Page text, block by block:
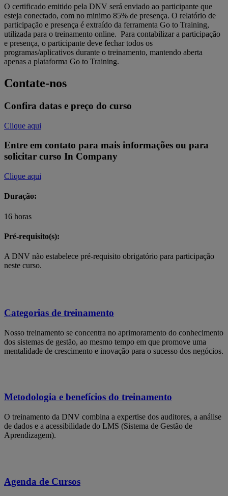
O certificado emitido pela DNV será enviado ao participante que
esteja conectado, com no minimo 85% de presença. O relatório de
participação e presença é extraído da ferramenta Go to Training,
utilizada para o treinamento online. Para contabilizar a participação
e presença, o participante deve fechar todos os
programas/aplicativos durante o treinamento, mantendo aberta
apenas a plataforma Go to Training.
Contate-nos
Confira datas e preço do curso
Clique aqui
Entre em contato para mais informações ou para
solicitar curso In Company
Clique aqui
Duração:
16 horas
Pré-requisito(s):
A DNV não estabelece pré-requisito obrigatório para participação
neste curso.
Categorias de treinamento
Nosso treinamento se concentra no aprimoramento do conhecimento
dos sistemas de gestão, ao mesmo tempo em que promove uma
mentalidade de crescimento e inovação para o sucesso dos negócios.
Metodologia e benefícios do treinamento
O treinamento da DNV combina a expertise dos auditores, a análise
de dados e a acessibilidade do LMS (Sistema de Gestão de
Aprendizagem).
Agenda de Cursos